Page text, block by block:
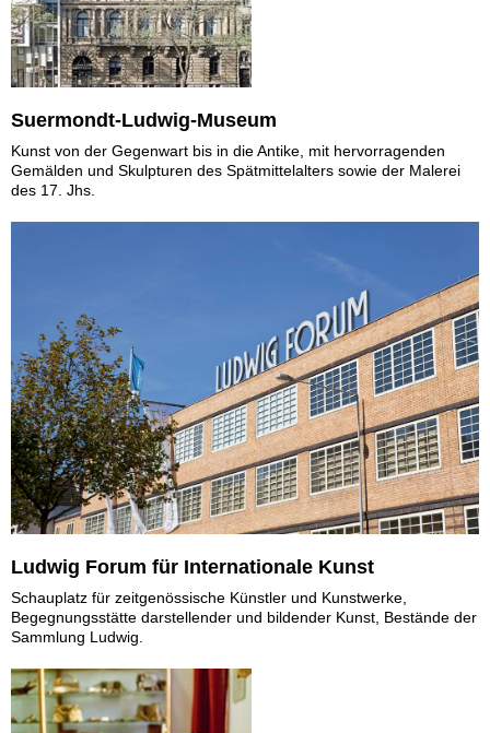
Suermondt-Ludwig-Museum
Kunst von der Gegenwart bis in die Antike, mit hervorragenden
Gemälden und Skulpturen des Spätmittelalters sowie der Malerei
des 17. Jhs.
Ludwig Forum für Internationale Kunst
Schauplatz für zeitgenössische Künstler und Kunstwerke,
Begegnungsstätte darstellender und bildender Kunst, Bestände der
Sammlung Ludwig.